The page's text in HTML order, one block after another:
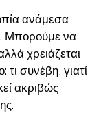
ανάμεσα
Μπορούμε να
χρειάζεται
τι συνέβη, γιατί
ακριβώς